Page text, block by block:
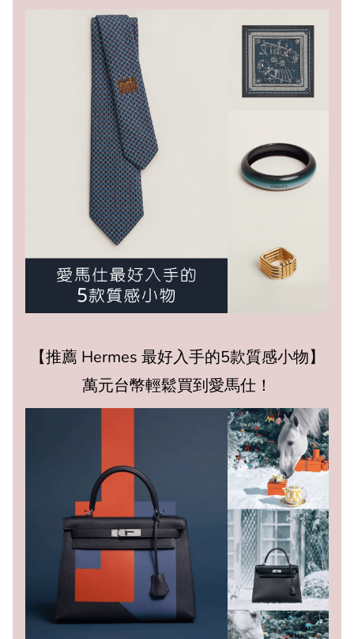
【推薦 Hermes 最好入手的5款質感小物】
萬元台幣輕鬆買到愛馬仕！